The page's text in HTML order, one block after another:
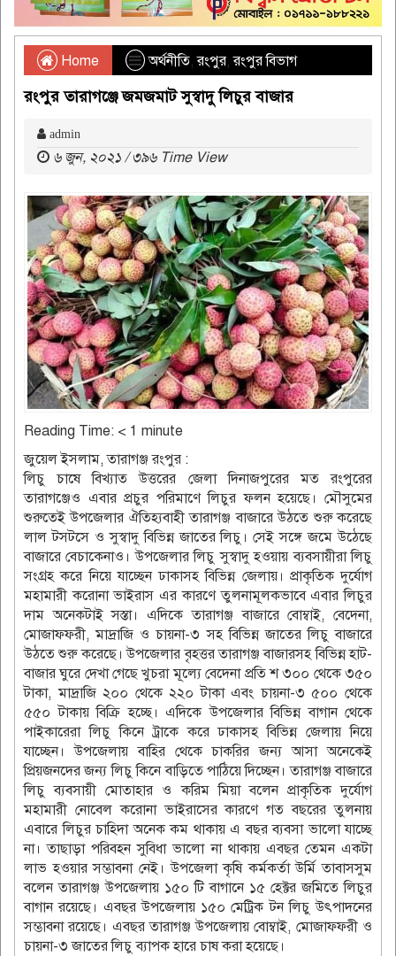
Home অর্থনীতি,রংপুর,রংপুর বিভাগ
রংপুর তারাগঞ্জে জমজমাট সুস্বাদু লিচুর বাজার
admin
৬ জুন, ২০২১ / ৩৯৬ Time View
Reading Time: < 1 minute
জুয়েল ইসলাম, তারাগঞ্জ রংপুর :
লিচু চাষে বিখ্যাত উত্তরের জেলা দিনাজপুরের মত রংপুরের
তারাগঞ্জেও এবার প্রচুর পরিমাণে লিচুর ফলন হয়েছে। মৌসুমের
শুরুতেই উপজেলার ঐতিহ্যবাহী তারাগঞ্জ বাজারে উঠতে শুরু করেছে
লাল টসটসে ও সুস্বাদু বিভিন্ন জাতের লিচু। সেই সঙ্গে জমে উঠেছে
বাজারে বেচাকেনাও। উপজেলার লিচু সুস্বাদু হওয়ায় ব্যবসায়ীরা লিচু
সংগ্রহ করে নিয়ে যাচ্ছেন ঢাকাসহ বিভিন্ন জেলায়। প্রাকৃতিক দুর্যোগ
মহামারী করোনা ভাইরাস এর কারণে তুলনামূলকভাবে এবার লিচুর
দাম অনেকটাই সস্তা। এদিকে তারাগঞ্জ বাজারে বোম্বাই, বেদেনা,
মোজাফফরী, মাদ্রাজি ও চায়না-৩ সহ বিভিন্ন জাতের লিচু বাজারে
উঠতে শুরু করেছে। উপজেলার বৃহত্তর তারাগঞ্জ বাজারসহ বিভিন্ন হাট-
বাজার ঘুরে দেখা গেছে খুচরা মূল্যে বেদেনা প্রতি শ ৩০০ থেকে ৩৫০
টাকা, মাদ্রাজি ২০০ থেকে ২২০ টাকা এবং চায়না-৩ ৫০০ থেকে
৫৫০ টাকায় বিক্রি হচ্ছে। এদিকে উপজেলার বিভিন্ন বাগান থেকে
পাইকারেরা লিচু কিনে ট্রাকে করে ঢাকাসহ বিভিন্ন জেলায় নিয়ে
যাচ্ছেন। উপজেলায় বাহির থেকে চাকরির জন্য আসা অনেকেই
প্রিয়জনদের জন্য লিচু কিনে বাড়িতে পাঠিয়ে দিচ্ছেন। তারাগঞ্জ বাজারে
লিচু ব্যবসায়ী মোতাহার ও করিম মিয়া বলেন প্রাকৃতিক দুর্যোগ
মহামারী নোবেল করোনা ভাইরাসের কারণে গত বছরের তুলনায়
এবারে লিচুর চাহিদা অনেক কম থাকায় এ বছর ব্যবসা ভালো যাচ্ছে
না। তাছাড়া পরিবহন সুবিধা ভালো না থাকায় এবছর তেমন একটা
লাভ হওয়ার সম্ভাবনা নেই। উপজেলা কৃষি কর্মকর্তা উর্মি তাবাসসুম
বলেন তারাগঞ্জ উপজেলায় ১৫০ টি বাগানে ১৫ হেক্টর জমিতে লিচুর
বাগান রয়েছে। এবছর উপজেলায় ১৫০ মেট্রিক টন লিচু উৎপাদনের
সম্ভাবনা রয়েছে। এবছর তারাগঞ্জ উপজেলায় বোম্বাই, মোজাফফরী ও
চায়না-৩ জাতের লিচু ব্যাপক হারে চাষ করা হয়েছে।